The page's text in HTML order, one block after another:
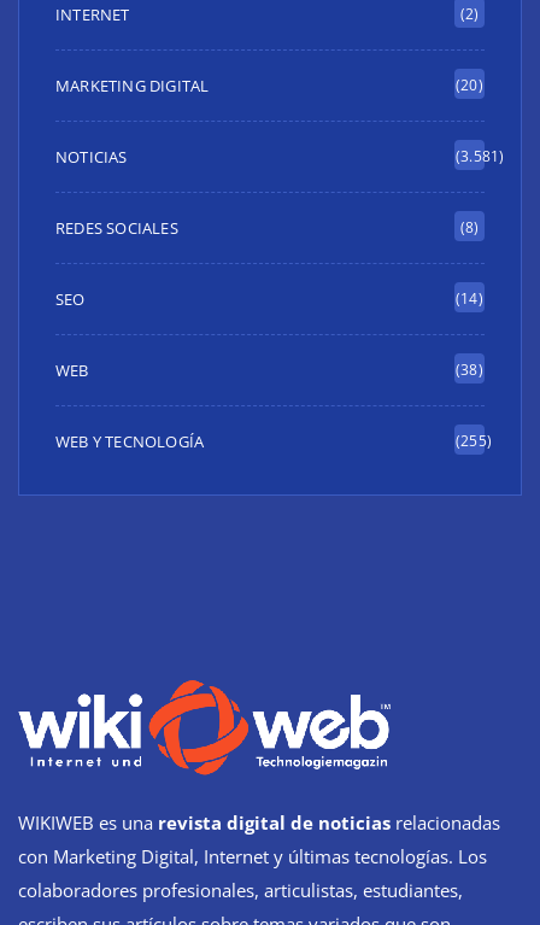
INTERNET (2)
MARKETING DIGITAL (20)
NOTICIAS (3.581)
REDES SOCIALES (8)
SEO (14)
WEB (38)
WEB Y TECNOLOGÍA (255)
WIKIWEB es una revista digital de noticias relacionadas
con Marketing Digital, Internet y últimas tecnologías. Los
colaboradores profesionales, articulistas, estudiantes,